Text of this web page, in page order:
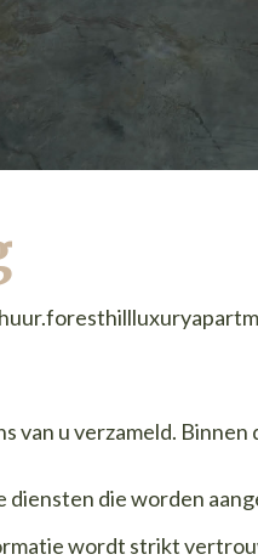
van u verzameld. Binnen
die worden
wordt strikt